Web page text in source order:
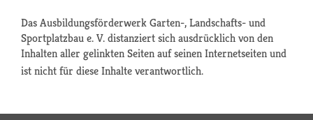
Das Ausbildungsförderwerk Garten-, Landschafts- und
Sportplatzbau e. V. distanziert sich ausdrücklich von den
Inhalten aller gelinkten Seiten auf seinen Internetseiten und
ist nicht für diese Inhalte verantwortlich.